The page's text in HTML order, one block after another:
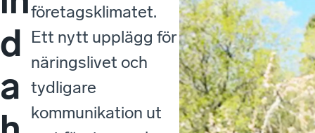
d
a
företagsklimatet.
Ett nytt upplägg för
näringslivet och
tydligare
kommunikation ut